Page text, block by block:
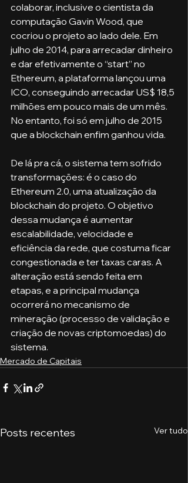
colaborar, inclusive o cientista da
computação Gavin Wood, que
cocriou o projeto ao lado dele. Em
julho de 2014, para arrecadar dinheiro
e dar efetivamente o “start” no
Ethereum, a plataforma lançou uma
ICO, conseguindo arrecadar US$ 18,5
milhões em pouco mais de um mês.
No entanto, foi só em julho de 2015
que a blockchain enfim ganhou vida.
De lá pra cá, o sistema tem sofrido
transformações: é o caso do
Ethereum 2.0, uma atualização da
blockchain do projeto. O objetivo
dessa mudança é aumentar
escalabilidade, velocidade e
eficiência da rede, que costuma ficar
congestionada e ter taxas caras. A
alteração está sendo feita em
etapas, e a principal mudança
ocorrerá no mecanismo de
mineração (processo de validação e
criação de novas criptomoedas) do
sistema.
Mercado de Capitais
Posts recentes Ver tudo